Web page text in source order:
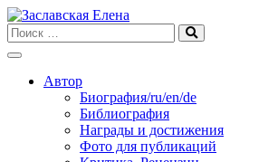
Skip
to
content
Автор
Биография/ru/en/de
Библиография
Награды и достижения
Фото для публикаций